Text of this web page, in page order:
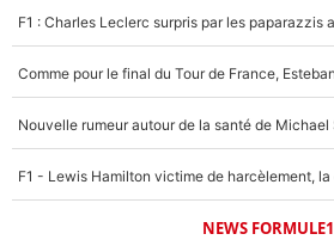
5%
NEWS FORMULE1